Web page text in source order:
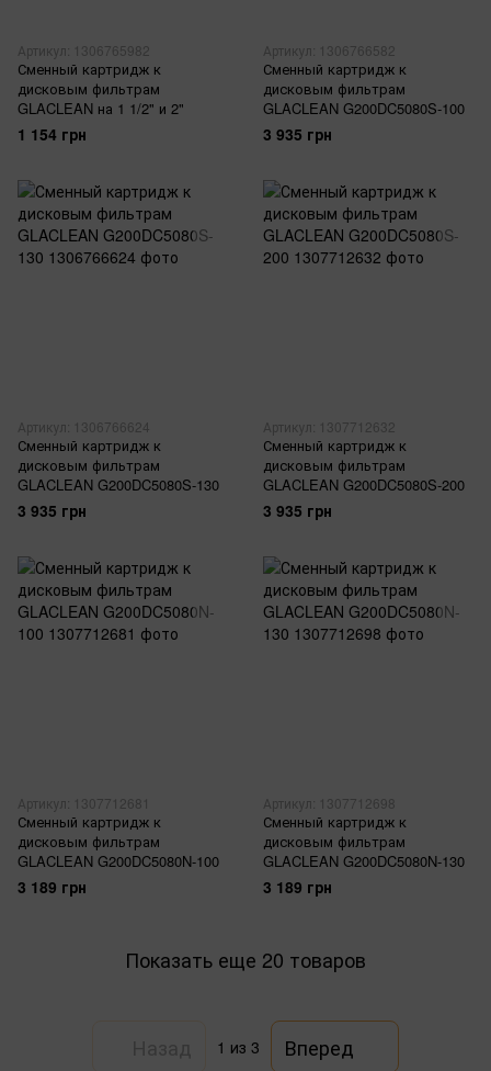
Артикул: 1306765982
Сменный картридж к
дисковым фильтрам
GLACLEAN на 1 1/2" и 2"
1 154 грн
Артикул: 1306766582
Сменный картридж к
дисковым фильтрам
GLACLEAN G200DC5080S-100
3 935 грн
Артикул: 1306766624
Сменный картридж к
дисковым фильтрам
GLACLEAN G200DC5080S-130
3 935 грн
Артикул: 1307712632
Сменный картридж к
дисковым фильтрам
GLACLEAN G200DC5080S-200
3 935 грн
Артикул: 1307712681
Сменный картридж к
дисковым фильтрам
GLACLEAN G200DC5080N-100
3 189 грн
Артикул: 1307712698
Сменный картридж к
дисковым фильтрам
GLACLEAN G200DC5080N-130
3 189 грн
Показать еще 20 товаров
1 из 3 Вперед